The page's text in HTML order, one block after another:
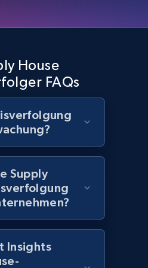
code, Model number,
name, Manufacturer,
Jetzt anfangen
products by
code, Model number,
name, Manufacturer,
House
FAQs
Supply
Insights